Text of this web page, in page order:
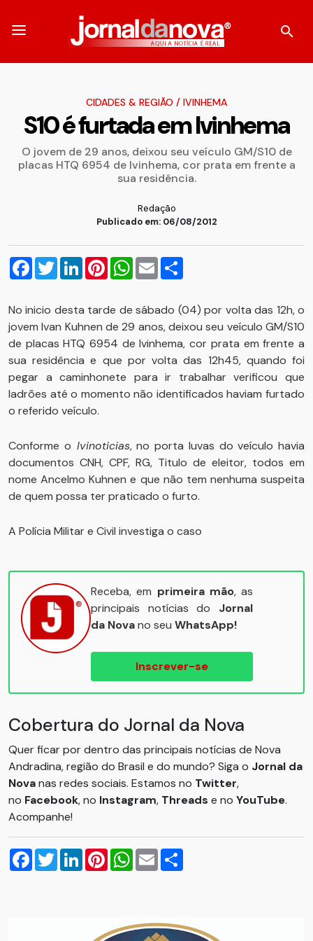
CIDADES & REGIÃO / IVINHEMA
S10 é furtada em Ivinhema
O jovem de 29 anos, deixou seu veículo GM/S10 de
placas HTQ 6954 de Ivinhema, cor prata em frente a
sua residência.
Redação
Publicado em: 06/08/2012
Facebook
TwitterLinkedInPinterestWhatsApp
Email
No inicio desta tarde de sábado (04) por volta das 12h, o
jovem Ivan Kuhnen de 29 anos, deixou seu veículo GM/S10
de placas HTQ 6954 de Ivinhema, cor prata em frente a
sua residência e que por volta das 12h45, quando foi
pegar a caminhonete para ir trabalhar verificou que
ladrões até o momento não identificados haviam furtado
o referido veículo.
Conforme o Ivinoticias, no porta luvas do veículo havia
documentos CNH, CPF, RG, Titulo de eleitor, todos em
nome Ancelmo Kuhnen e que não tem nenhuma suspeita
de quem possa ter praticado o furto.
A Polícia Militar e Civil investiga o caso
Receba, em primeira mão, as
principais notícias do Jornal
da Novano seu WhatsApp!
Inscrever-se
Cobertura do Jornal da Nova
Quer ficar por dentro das principais notícias de Nova
Andradina, região do Brasil e do mundo? Siga o Jornal da
Novanas redes sociais. Estamos no Twitter,
no Facebook, no Instagram, Threads e no YouTube.
Acompanhe!
Facebook
TwitterLinkedInPinterestWhatsApp
Email